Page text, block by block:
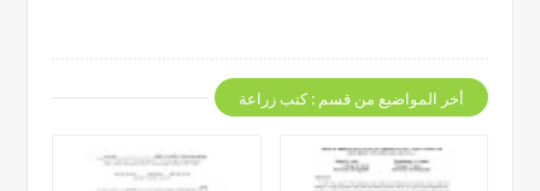
أخر المواضيع من قسم : كتب زراعة